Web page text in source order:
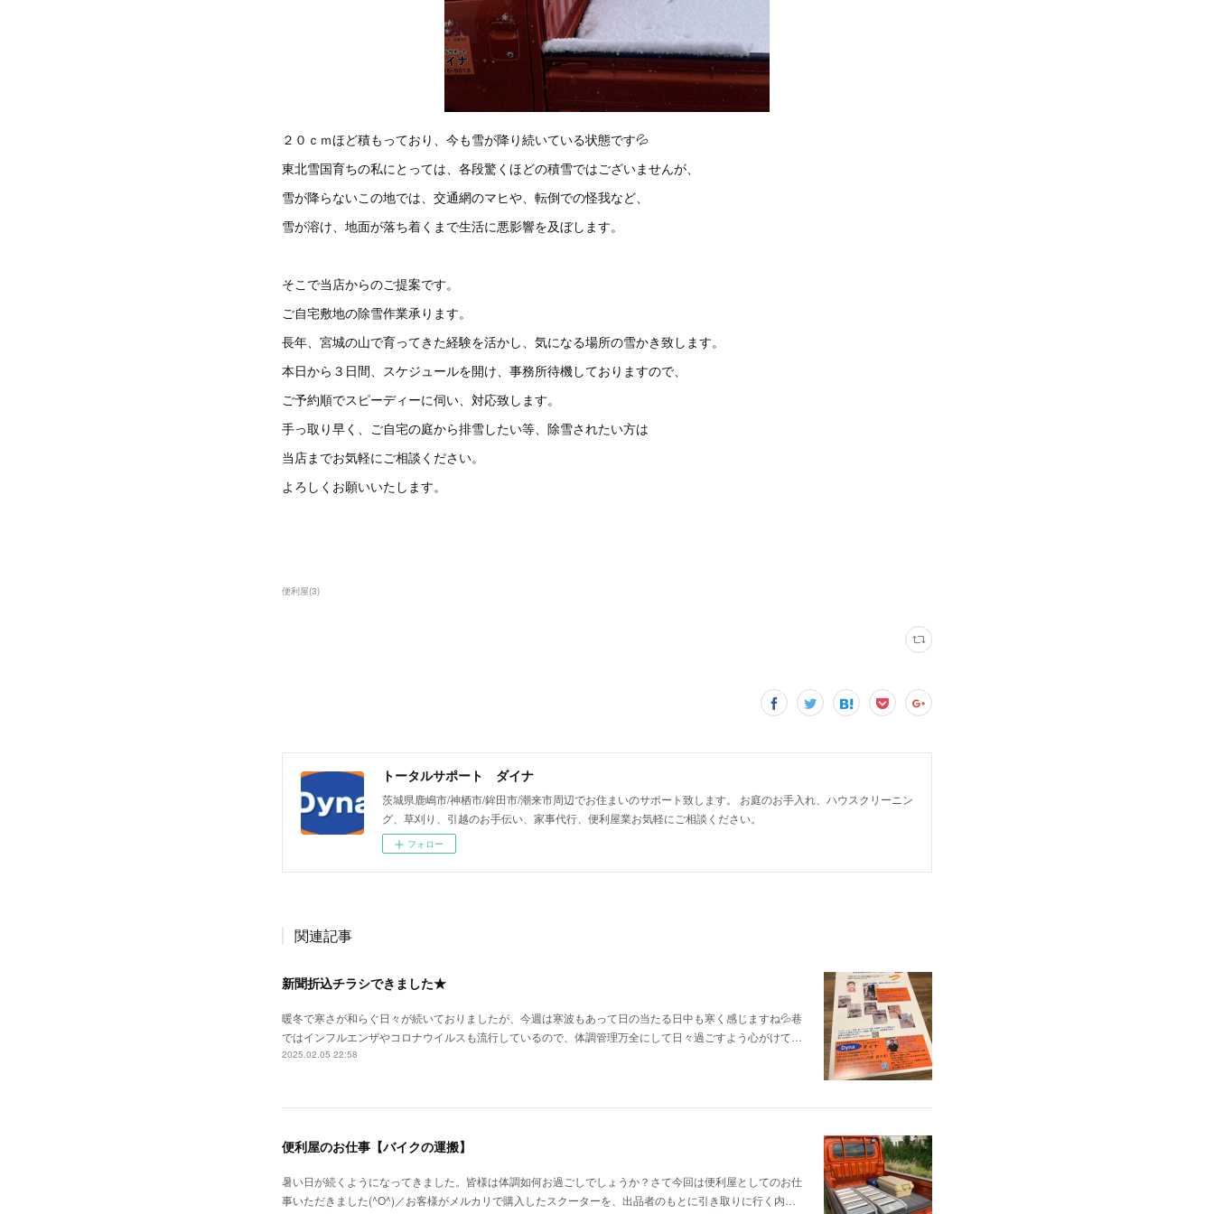
２０ｃｍほど積もっており、今も雪が降り続いている状態です💦
東北雪国育ちの私にとっては、各段驚くほどの積雪ではございませんが、
雪が降らないこの地では、交通網のマヒや、転倒での怪我など、
雪が溶け、地面が落ち着くまで生活に悪影響を及ぼします。
そこで当店からのご提案です。
ご自宅敷地の除雪作業承ります。
長年、宮城の山で育ってきた経験を活かし、気になる場所の雪かき致します。
本日から３日間、スケジュールを開け、事務所待機しておりますので、
ご予約順でスピーディーに伺い、対応致します。
手っ取り早く、ご自宅の庭から排雪したい等、除雪されたい方は
当店までお気軽にご相談ください。
よろしくお願いいたします。
便利屋(3)
トータルサポート ダイナ
茨城県鹿嶋市/神栖市/鉾田市/潮来市周辺でお住まいのサポート致します。 お庭のお手入れ、ハウスクリーニン
グ、草刈り、引越のお手伝い、家事代行、便利屋業お気軽にご相談ください。
フォロー
関連記事
新聞折込チラシできました★
暖冬で寒さが和らぐ日々が続いておりましたが、今週は寒波もあって日の当たる日中も寒く感じますね💦巷
ではインフルエンザやコロナウイルスも流行しているので、体調管理万全にして日々過ごすよう心がけて…
2025.02.05 22:58
便利屋のお仕事【バイクの運搬】
暑い日が続くようになってきました。皆様は体調如何お過ごしでしょうか？さて今回は便利屋としてのお仕
事いただきました(^O^)／お客様がメルカリで購入したスクーターを、出品者のもとに引き取りに行く内…